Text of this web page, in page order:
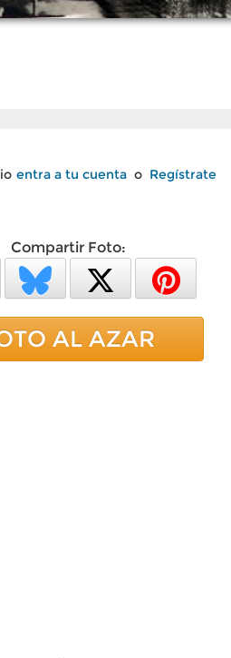
entra a tu cuenta o Regístrate
Compartir Foto:
AL AZAR